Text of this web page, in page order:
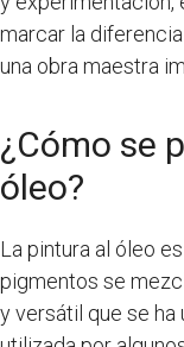
marcar la
una obra maestra
¿Cómo se
óleo?
La pintura al óleo
pigmentos se
y versátil que se ha